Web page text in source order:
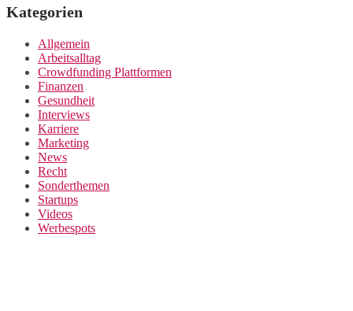
Kategorien
Allgemein
Arbeitsalltag
Crowdfunding Plattformen
Finanzen
Gesundheit
Interviews
Karriere
Marketing
News
Recht
Sonderthemen
Startups
Videos
Werbespots